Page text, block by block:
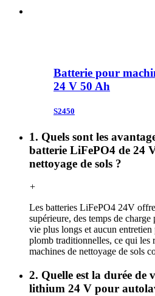
Batterie pour
24 V 50 Ah
S2450
1. Quels sont les
batterie LiFePO4 de 24
nettoyage de sols ?
+
Les batteries LiFePO4 24V
supérieure, des temps de
vie plus longs et aucun
plomb traditionnelles, ce qui les
machines de nettoyage de sols
2. Quelle est la durée de
lithium 24 V pour